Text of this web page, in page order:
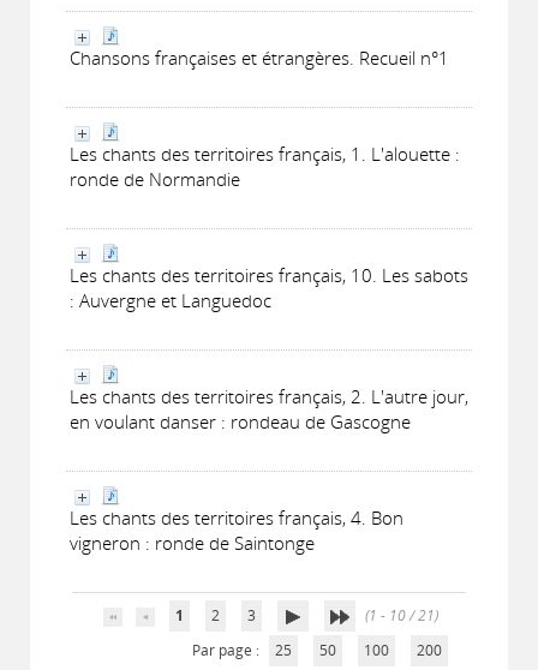
Chansons françaises et étrangères. Recueil n°1
Les chants des territoires français, 1. L'alouette :
ronde de Normandie
Les chants des territoires français, 10. Les sabots
: Auvergne et Languedoc
Les chants des territoires français, 2. L'autre jour,
en voulant danser : rondeau de Gascogne
Les chants des territoires français, 4. Bon
vigneron : ronde de Saintonge
1 2 3
(1 - 10 / 21)
Par page :
25 50 100 200